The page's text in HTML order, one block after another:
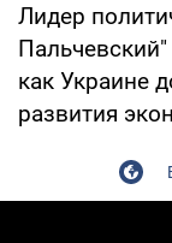
Лидер
как Украине
развития